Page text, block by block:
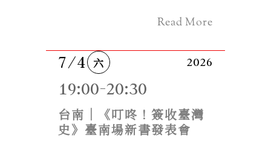
Read More
7/4 六 2026
19:00-20:30
台南｜《叮咚！簽收臺灣
史》臺南場新書發表會